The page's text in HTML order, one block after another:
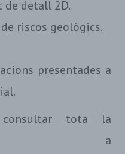
de detall 2D.
riscos geològics.
presentades a
tota la
a